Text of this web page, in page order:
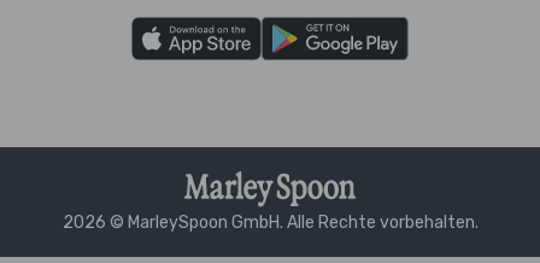
2026 © MarleySpoon GmbH. Alle Rechte vorbehalten.